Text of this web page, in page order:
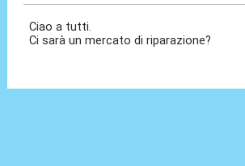
Ciao a tutti.
Ci sarà un mercato di riparazione?